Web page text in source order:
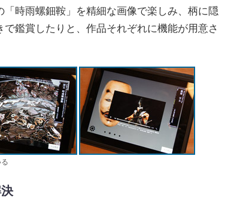
時雨螺鈿鞍」を精細な画像で楽しみ、柄に隠
鑑賞したりと、作品それぞれに機能が用意さ